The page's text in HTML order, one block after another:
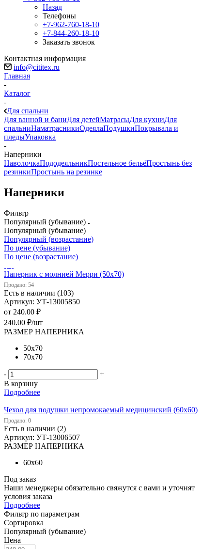
Назад
Телефоны
+7-962-760-18-10
+7-844-260-18-10
Заказать звонок
Контактная информация
info@cititex.ru
Главная
-
Каталог
-
Для спальни
Для ванной и баниДля детейМатрасыДля кухниДля
спальниНаматрасникиОдеялаПодушкиПокрывала и
пледыУпаковка
-
Наперники
НаволочкаПододеяльникПостельное бельёПростынь без
резинкиПростынь на резинке
Наперники
Фильтр
Популярный (убывание)
Популярный (убывание)
Популярный (возрастание)
По цене (убывание)
По цене (возрастание)
Наперник с молнией Мерри (50х70)
Продано: 54
Есть в наличии (103)
Артикул: УТ-13005850
от 240.00 ₽
240.00 ₽/шт
РАЗМЕР НАПЕРНИКА
50х70
70х70
-
+
В корзину
Подробнее
Чехол для подушки непромокаемый медицинский (60х60)
Продано: 0
Есть в наличии (2)
Артикул: УТ-13006507
РАЗМЕР НАПЕРНИКА
60х60
Под заказ
Наши менеджеры обязательно свяжутся с вами и уточнят
условия заказа
Подробнее
Фильтр по параметрам
Сортировка
Популярный (убывание)
Цена